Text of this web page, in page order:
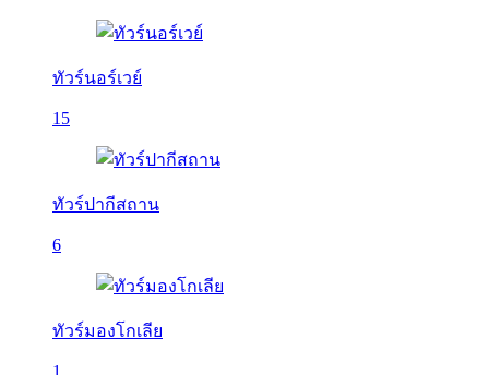
ทัวร์นอร์เวย์
15
ทัวร์ปากีสถาน
6
ทัวร์มองโกเลีย
1